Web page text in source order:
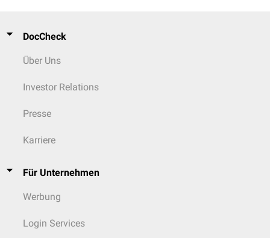
DocCheck
Über Uns
Investor Relations
Presse
Karriere
Für Unternehmen
Werbung
Login Services